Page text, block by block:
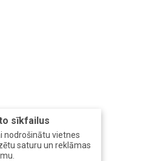
sīkfailus
nodrošinātu vietnes
saturu un reklāmas